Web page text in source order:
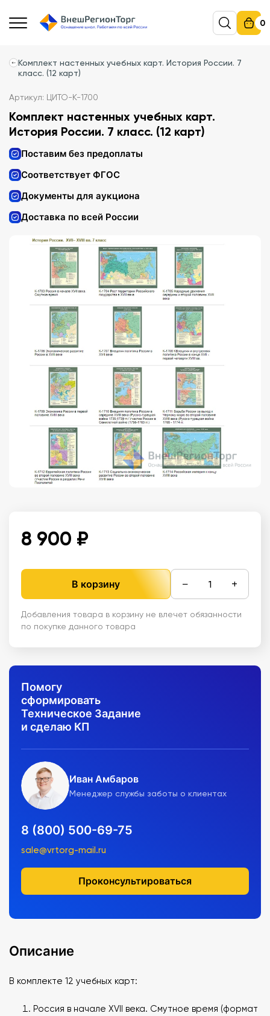
0
Комплект настенных учебных карт. История России. 7
класс. (12 карт)
Артикул: ЦИТО-К-1700
Комплект настенных учебных карт.
История России. 7 класс. (12 карт)
Поставим без предоплаты
Соответствует ФГОС
Документы для аукциона
Доставка по всей России
8 900 ₽
В корзину − +
Добавления товара в корзину не влечет обязанности
по покупке данного товара
Помогу
сформировать
Техническое Задание
и сделаю КП
Иван Амбаров
Менеджер службы заботы о клиентах
8 (800) 500-69-75
sale@vrtorg-mail.ru
Проконсультироваться
Описание
В комплекте 12 учебных карт:
Россия в начале XVII века. Смутное время (формат